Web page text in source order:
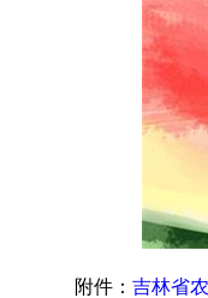
附件： 吉林省